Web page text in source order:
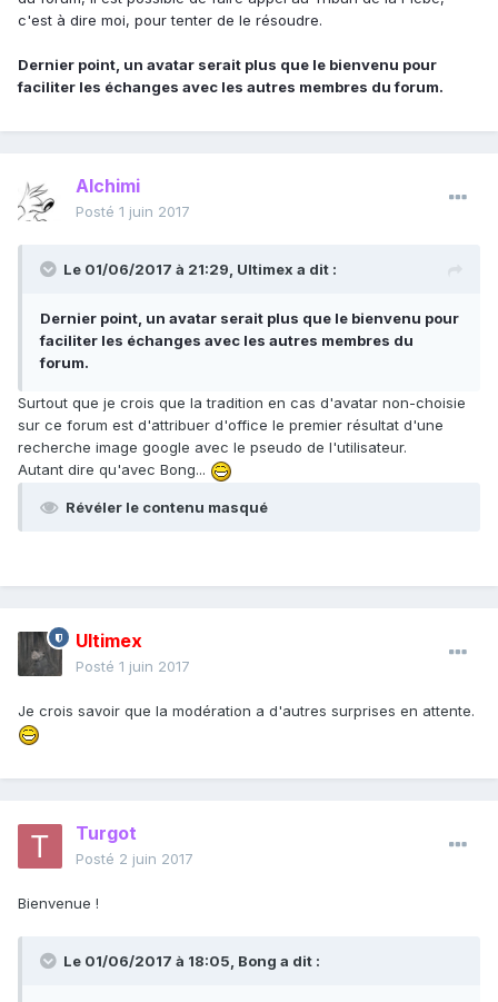
c'est à dire moi, pour tenter de le résoudre.
Dernier point, un avatar serait plus que le bienvenu pour
faciliter les échanges avec les autres membres du forum.
Alchimi
Posté 1 juin 2017
Le 01/06/2017 à 21:29, Ultimex a dit :
Dernier point, un avatar serait plus que le bienvenu pour
faciliter les échanges avec les autres membres du
forum.
Surtout que je crois que la tradition en cas d'avatar non-choisie
sur ce forum est d'attribuer d'office le premier résultat d'une
recherche image google avec le pseudo de l'utilisateur.
Autant dire qu'avec Bong...
Révéler le contenu masqué
Ultimex
Posté 1 juin 2017
Je crois savoir que la modération a d'autres surprises en attente.
Turgot
Posté 2 juin 2017
Bienvenue !
Le 01/06/2017 à 18:05, Bong a dit :